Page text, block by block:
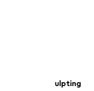
REDKEN
Redken